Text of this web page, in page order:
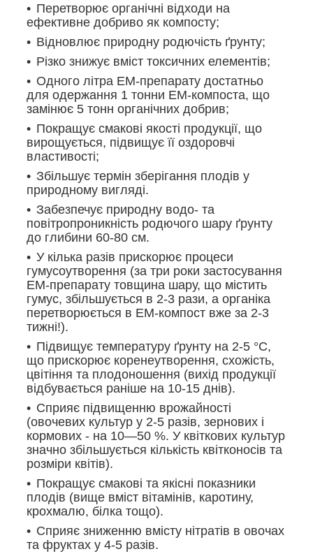
Перетворює органічні відходи на
ефективне добриво як компосту;
Відновлює природну родючість ґрунту;
Різко знижує вміст токсичних елементів;
Одного літра ЕМ-препарату достатньо
для одержання 1 тонни ЕМ-компоста, що
замінює 5 тонн органічних добрив;
Покращує смакові якості продукції, що
вирощується, підвищує її оздоровчі
властивості;
Збільшує термін зберігання плодів у
природному вигляді.
Забезпечує природну водо- та
повітропроникність родючого шару ґрунту
до глибини 60-80 см.
У кілька разів прискорює процеси
гумусоутворення (за три роки застосування
ЕМ-препарату товщина шару, що містить
гумус, збільшується в 2-3 рази, а органіка
перетворюється в ЕМ-компост вже за 2-3
тижні!).
Підвищує температуру ґрунту на 2-5 °С,
що прискорює коренеутворення, схожість,
цвітіння та плодоношення (вихід продукції
відбувається раніше на 10-15 днів).
Сприяє підвищенню врожайності
(овочевих культур у 2-5 разів, зернових і
кормових - на 10—50 %. У квіткових культур
значно збільшується кількість квітконосів та
розміри квітів).
Покращує смакові та якісні показники
плодів (вище вміст вітамінів, каротину,
крохмалю, білка тощо).
Сприяє зниженню вмісту нітратів в овочах
та фруктах у 4-5 разів.